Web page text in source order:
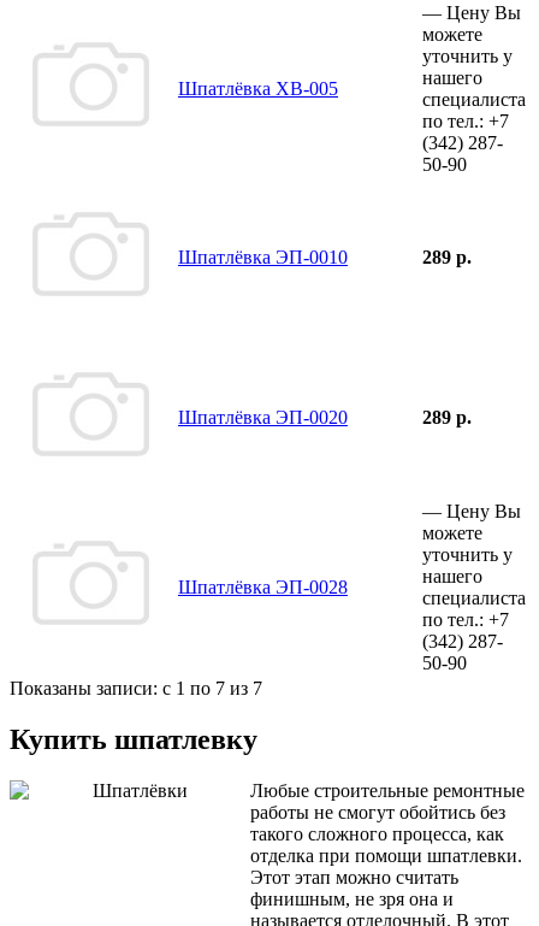
Шпатлёвка ХВ-005
— Цену Вы
можете
уточнить у
нашего
специалиста
по тел.: +7
(342) 287-
50-90
Шпатлёвка ЭП-0010 289 р.
Шпатлёвка ЭП-0020 289 р.
Шпатлёвка ЭП-0028
— Цену Вы
можете
уточнить у
нашего
специалиста
по тел.: +7
(342) 287-
50-90
Показаны записи: с 1 по 7 из 7
Купить шпатлевку
Любые строительные ремонтные
работы не смогут обойтись без
такого сложного процесса, как
отделка при помощи шпатлевки.
Этот этап можно считать
финишным, не зря она и
называется отделочный. В этот